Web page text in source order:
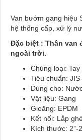
Van bướm gang hiệu
hệ thống cấp, xử lý
Đặc biệt : Thân van
ngoài trời.
Chủng loại:
Tiêu chuẩn:
Dùng cho:
Vật liệu: Gang
Gioăng: EPDM
Kết nối: Lắp
Kích thước: 2”-